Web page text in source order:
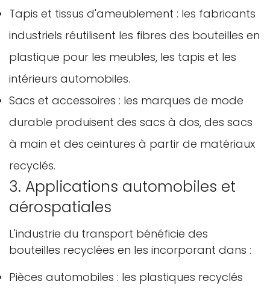
Tapis et tissus d'ameublement : les fabricants
industriels réutilisent les fibres des bouteilles en
plastique pour les meubles, les tapis et les
intérieurs automobiles.
Sacs et accessoires : les marques de mode
durable produisent des sacs à dos, des sacs
à main et des ceintures à partir de matériaux
recyclés.
3. Applications automobiles et
aérospatiales
L'industrie du transport bénéficie des
bouteilles recyclées en les incorporant dans :
Pièces automobiles : les plastiques recyclés